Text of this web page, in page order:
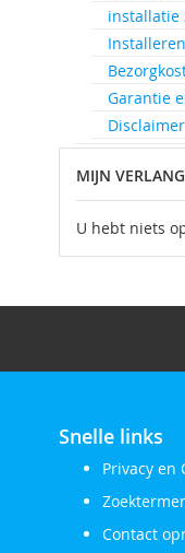
installatie
Garantie
Disclaimer
MIJN
U hebt niets
Snelle links
Privacy en
Contact